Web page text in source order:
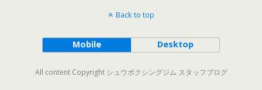
Back to top
Mobile Desktop
All content Copyright シュウボクシングジム スタッフブログ